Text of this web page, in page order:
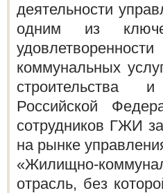
деятельности
одним из
коммунальных
строительства
Российской
сотрудников ГЖИ
на рынке
«Жилищно-
отрасль, без